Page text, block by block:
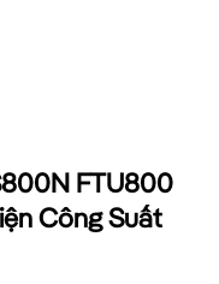
FTU800
Công Suất